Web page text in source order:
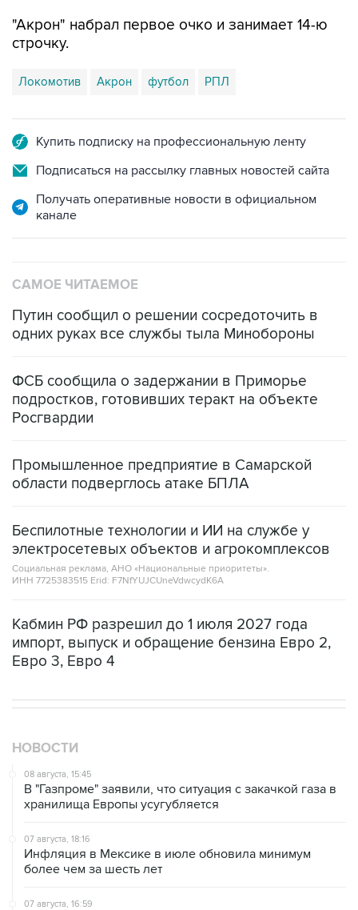
"Акрон" набрал первое очко и занимает 14-ю
строчку.
Локомотив Акрон футбол РПЛ
Купить подписку на профессиональную ленту
Подписаться на рассылку главных новостей сайта
Получать оперативные новости в официальном
канале
САМОЕ ЧИТАЕМОЕ
Путин сообщил о решении сосредоточить в
одних руках все службы тыла Минобороны
ФСБ сообщила о задержании в Приморье
подростков, готовивших теракт на объекте
Росгвардии
Промышленное предприятие в Самарской
области подверглось атаке БПЛА
Беспилотные технологии и ИИ на службе у
электросетевых объектов и агрокомплексов
Социальная реклама, АНО «Национальные приоритеты».
ИНН 7725383515 Erid: F7NfYUJCUneVdwcydK6A
Кабмин РФ разрешил до 1 июля 2027 года
импорт, выпуск и обращение бензина Евро 2,
Евро 3, Евро 4
НОВОСТИ
08 августа, 15:45
В "Газпроме" заявили, что ситуация с закачкой газа в
хранилища Европы усугубляется
07 августа, 18:16
Инфляция в Мексике в июле обновила минимум
более чем за шесть лет
07 августа, 16:59